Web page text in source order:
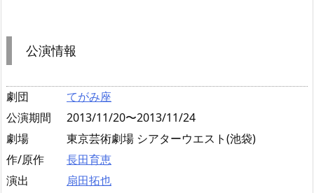
公演情報
劇団
てがみ座
公演期間
2013/11/20〜2013/11/24
劇場
東京芸術劇場 シアターウエスト(池袋)
作/原作
長田育恵
演出
扇田拓也